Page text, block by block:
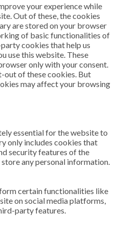
your experience while
Out of these, the cookies
are stored on your browser
of basic functionalities of
cookies that help us
use this website. These
only with your consent.
out of these cookies. But
may affect your browsing
essential for the website to
only includes cookies that
security features of the
any personal information.
certain functionalities like
on social media platforms,
party features.